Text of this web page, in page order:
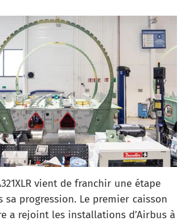
vient de franchir une étape
sa progression. Le premier caisson
a rejoint les installations d’Airbus à